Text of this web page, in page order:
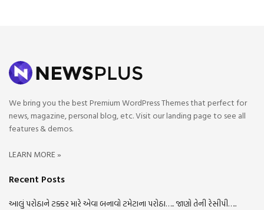
We bring you the best Premium WordPress Themes that perfect for
news, magazine, personal blog, etc. Visit our landing page to see all
features & demos.
LEARN MORE »
Recent Posts
આલું પરોઠાને ટક્કર મારે એવા બનાવો ટમેટાના પરોઠા….. જાણો તેની રેસીપી…..